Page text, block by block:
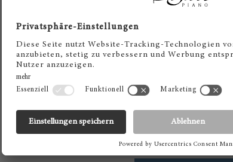
BOSTON FLÜGEL
Schwarz poliert €